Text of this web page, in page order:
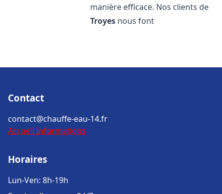
manière efficace. Nos clients de
Troyes nous font
Contact
contact@chauffe-eau-14.fr
Accueil Informations
Horaires
Lun-Ven: 8h-19h